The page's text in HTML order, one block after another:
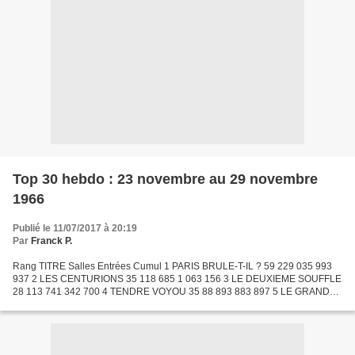
Top 30 hebdo : 23 novembre au 29 novembre
1966
Publié le 11/07/2017 à 20:19
Par Franck P.
Rang TITRE Salles Entrées Cumul 1 PARIS BRULE-T-IL ? 59 229 035 993
937 2 LES CENTURIONS 35 118 685 1 063 156 3 LE DEUXIEME SOUFFLE
28 113 741 342 700 4 TENDRE VOYOU 35 88 893 883 897 5 LE GRAND